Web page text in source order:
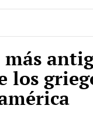
más
los